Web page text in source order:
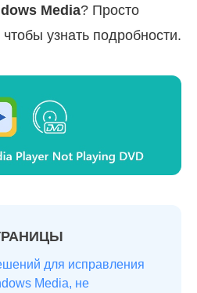
Media? Просто
узнать подробности.
для исправления
Media, не